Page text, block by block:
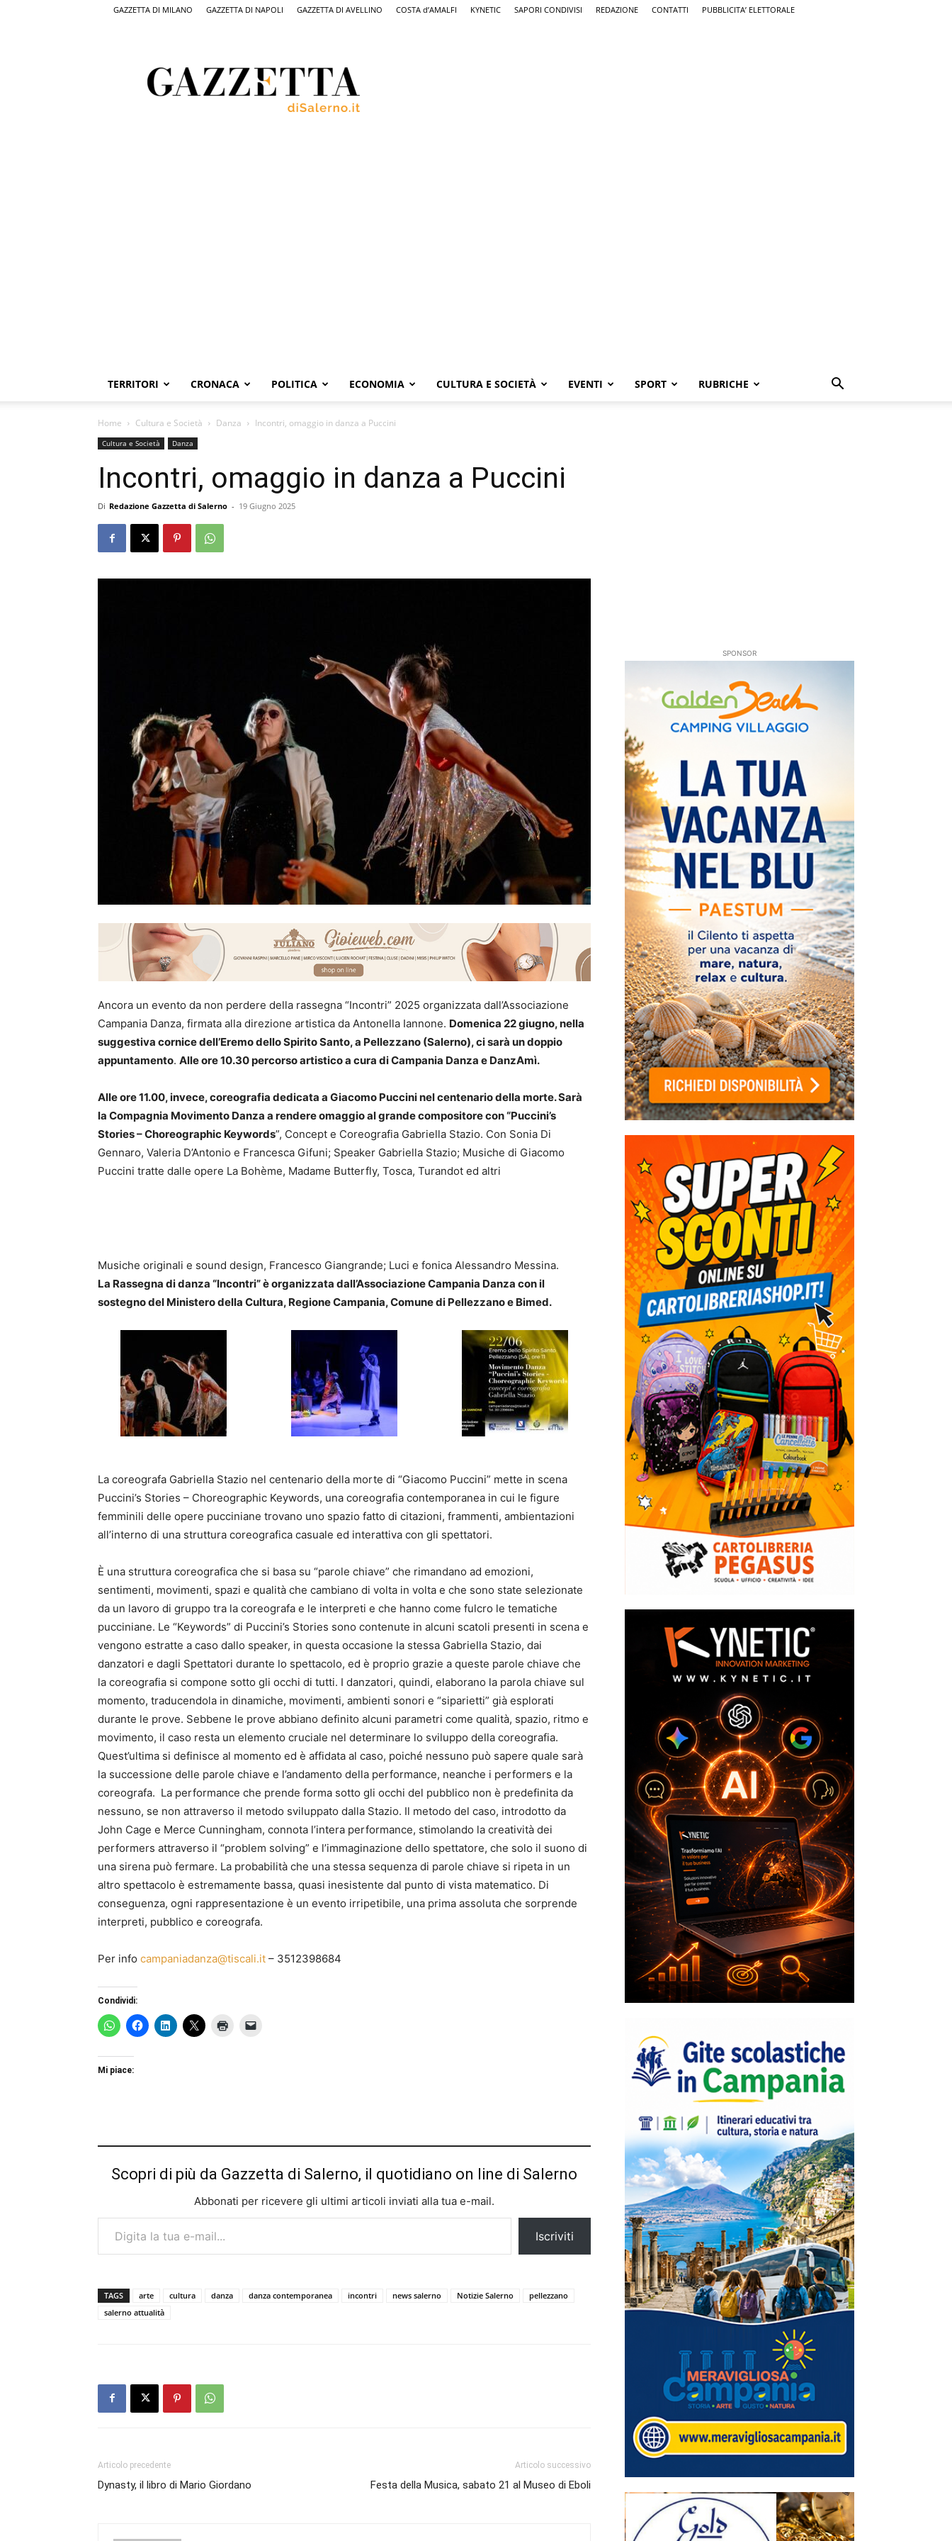
GAZZETTA DI MILANO GAZZETTA DI NAPOLI GAZZETTA DI AVELLINO COSTA d’AMALFI KYNETIC SAPORI CONDIVISI REDAZIONE CONTATTI PUBBLICITA’ ELETTORALE
Salerno,
il
quotidiano
TERRITORI CRONACA POLITICA ECONOMIA CULTURA E SOCIETÀ EVENTI SPORT RUBRICHE
Home Cultura e Società Danza Incontri, omaggio in danza a Puccini
Cultura e Società Danza
Incontri, omaggio in danza a Puccini
Di Redazione Gazzetta di Salerno - 19 Giugno 2025
Ancora un evento da non perdere della rassegna “Incontri” 2025 organizzata dall’Associazione
Campania Danza, firmata alla direzione artistica da Antonella Iannone. Domenica 22 giugno, nella
suggestiva cornice dell’Eremo dello Spirito Santo, a Pellezzano (Salerno), ci sarà un doppio
appuntamento. Alle ore 10.30 percorso artistico a cura di Campania Danza e DanzAmì.
Alle ore 11.00, invece, coreografia dedicata a Giacomo Puccini nel centenario della morte. Sarà
la Compagnia Movimento Danza a rendere omaggio al grande compositore con “Puccini’s
Stories – Choreographic Keywords”, Concept e Coreografia Gabriella Stazio. Con Sonia Di
Gennaro, Valeria D’Antonio e Francesca Gifuni; Speaker Gabriella Stazio; Musiche di Giacomo
Puccini tratte dalle opere La Bohème, Madame Butterfly, Tosca, Turandot ed altri
Musiche originali e sound design, Francesco Giangrande; Luci e fonica Alessandro Messina.
La Rassegna di danza “Incontri” è organizzata dall’Associazione Campania Danza con il
sostegno del Ministero della Cultura, Regione Campania, Comune di Pellezzano e Bimed.
La coreografa Gabriella Stazio nel centenario della morte di “Giacomo Puccini” mette in scena
Puccini’s Stories – Choreographic Keywords, una coreografia contemporanea in cui le figure
femminili delle opere pucciniane trovano uno spazio fatto di citazioni, frammenti, ambientazioni
all’interno di una struttura coreografica casuale ed interattiva con gli spettatori.
È una struttura coreografica che si basa su “parole chiave” che rimandano ad emozioni,
sentimenti, movimenti, spazi e qualità che cambiano di volta in volta e che sono state selezionate
da un lavoro di gruppo tra la coreografa e le interpreti e che hanno come fulcro le tematiche
pucciniane. Le “Keywords” di Puccini’s Stories sono contenute in alcuni scatoli presenti in scena e
vengono estratte a caso dallo speaker, in questa occasione la stessa Gabriella Stazio, dai
danzatori e dagli Spettatori durante lo spettacolo, ed è proprio grazie a queste parole chiave che
la coreografia si compone sotto gli occhi di tutti. I danzatori, quindi, elaborano la parola chiave sul
momento, traducendola in dinamiche, movimenti, ambienti sonori e “siparietti” già esplorati
durante le prove. Sebbene le prove abbiano definito alcuni parametri come qualità, spazio, ritmo e
movimento, il caso resta un elemento cruciale nel determinare lo sviluppo della coreografia.
Quest’ultima si definisce al momento ed è affidata al caso, poiché nessuno può sapere quale sarà
la successione delle parole chiave e l’andamento della performance, neanche i performers e la
coreografa. La performance che prende forma sotto gli occhi del pubblico non è predefinita da
nessuno, se non attraverso il metodo sviluppato dalla Stazio. Il metodo del caso, introdotto da
John Cage e Merce Cunningham, connota l’intera performance, stimolando la creatività dei
performers attraverso il “problem solving” e l’immaginazione dello spettatore, che solo il suono di
una sirena può fermare. La probabilità che una stessa sequenza di parole chiave si ripeta in un
altro spettacolo è estremamente bassa, quasi inesistente dal punto di vista matematico. Di
conseguenza, ogni rappresentazione è un evento irripetibile, una prima assoluta che sorprende
interpreti, pubblico e coreografa.
Per info campaniadanza@tiscali.it – 3512398684
Condividi:
Mi piace:
Scopri di più da Gazzetta di Salerno, il quotidiano on line di Salerno
Abbonati per ricevere gli ultimi articoli inviati alla tua e-mail.
Digita la tua e-mail...
Iscriviti
TAGS arte cultura danza danza contemporanea incontri news salerno Notizie Salerno
pellezzano
salerno attualità
Articolo precedente
Dynasty, il libro di Mario Giordano
Articolo successivo
Festa della Musica, sabato 21 al Museo di Eboli
SPONSOR